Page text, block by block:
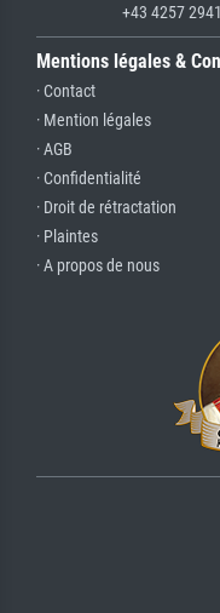
+43 4257
Mentions légales &
· Contact
· Mention légales
· AGB
· Confidentialité
· Droit de rétractation
· Plaintes
· A propos de nous